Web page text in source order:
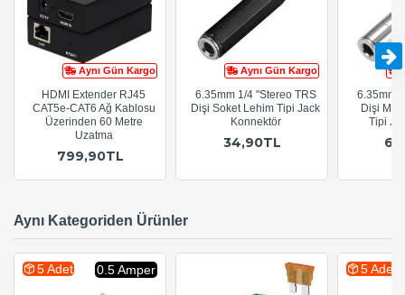
Aynı Gün Kargo
HDMI Extender RJ45
CAT5e-CAT6 Ağ Kablosu
Üzerinden 60 Metre
Uzatma
799,90TL
Aynı Gün Kargo
6.35mm 1/4 "Stereo TRS
Dişi Soket Lehim Tipi Jack
Konnektör
34,90TL
6.35mm
Dişi
Tipi
Aynı Kategoriden Ürünler
5 Adet 0.5 Amper 5 Adet